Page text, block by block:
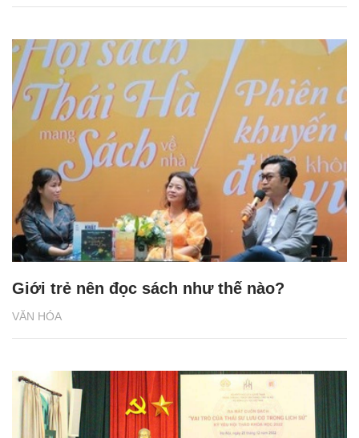
VĂN HÓA
Giới trẻ nên đọc sách như thế nào?